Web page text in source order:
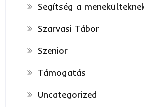
Segítség a
Szarvasi Tábor
Szenior
Támogatás
Uncategorized